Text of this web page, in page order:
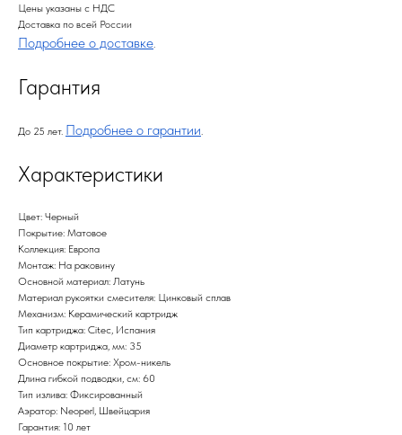
Цены указаны с НДС
Доставка по всей России
Подробнее о доставке.
Гарантия
До 25 лет. Подробнее о гарантии.
Характеристики
Цвет: Черный
Покрытие: Матовое
Коллекция: Европа
Монтаж: На раковину
Основной материал: Латунь
Материал рукоятки смесителя: Цинковый сплав
Механизм: Керамический картридж
Тип картриджа: Citec, Испания
Диаметр картриджа, мм: 35
Основное покрытие: Хром-никель
Длина гибкой подводки, см: 60
Тип излива: Фиксированный
Аэратор: Neoperl, Швейцария
Гарантия: 10 лет